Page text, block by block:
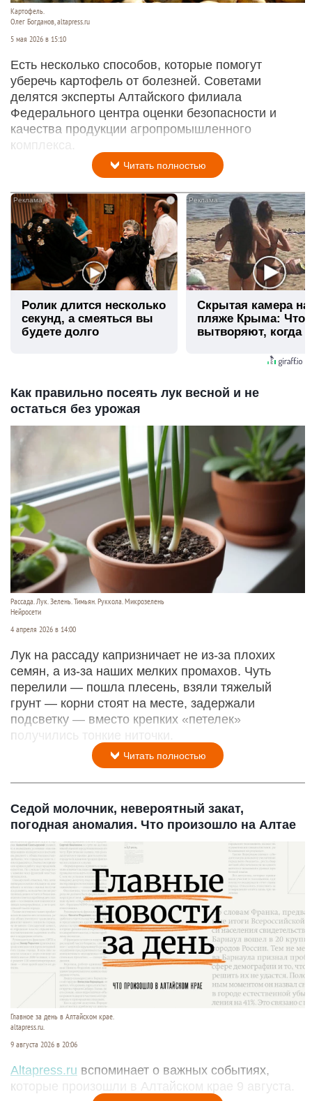
Картофель.
Олег Богданов, altapress.ru
5 мая 2026 в 15:10
Есть несколько способов, которые помогут
уберечь картофель от болезней. Советами
делятся эксперты Алтайского филиала
Федерального центра оценки безопасности и
качества продукции агропромышленного
комплекса.
Читать полностью
Ролик длится несколько
секунд, а смеяться вы
будете долго
Скрытая камера на
пляже Крыма: Что
вытворяют, когда
Как правильно посеять лук весной и не
остаться без урожая
Рассада. Лук. Зелень. Тимьян. Руккола. Микрозелень
Нейросети
4 апреля 2026 в 14:00
Лук на рассаду капризничает не из-за плохих
семян, а из-за наших мелких промахов. Чуть
перелили — пошла плесень, взяли тяжелый
грунт — корни стоят на месте, задержали
подсветку — вместо крепких «петелек»
получились тонкие ниточки.
Читать полностью
Седой молочник, невероятный закат,
погодная аномалия. Что произошло на Алтае
Главное за день в Алтайском крае.
altapress.ru.
9 августа 2026 в 20:06
Altapress.ru вспоминает о важных событиях,
которые произошли в Алтайском крае 9 августа.